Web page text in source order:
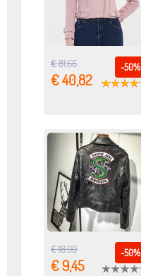
-50%
€ 81,66
€ 40,82
-50%
€ 18,90
€ 9,45